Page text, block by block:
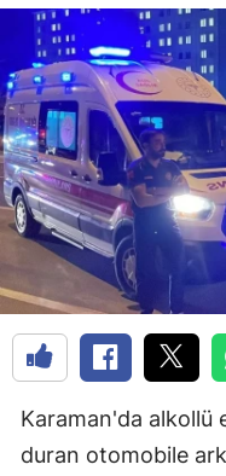
Karaman'da alkollü
duran otomobile